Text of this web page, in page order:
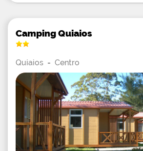
Camping Quiaios
Quiaios - Centro